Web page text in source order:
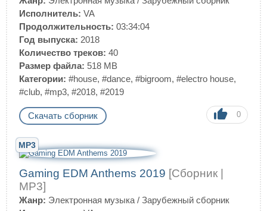
Исполнитель: VA
Продолжительность: 03:34:04
Год выпуска: 2018
Количество треков: 40
Размер файла: 518 MB
Категории: #house, #dance, #bigroom, #electro house,
#club, #mp3, #2018, #2019
Скачать сборник 0
MP3
Gaming EDM Anthems 2019 [Сборник |
MP3]
Жанр: Электронная музыка / Зарубежный сборник